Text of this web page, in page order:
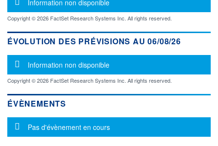
Information non disponible
Copyright © 2026 FactSet Research Systems Inc. All rights reserved.
ÉVOLUTION DES PRÉVISIONS AU 06/08/26
Message d'information
Information non disponible
Copyright © 2026 FactSet Research Systems Inc. All rights reserved.
ÉVÈNEMENTS
Message d'information
Pas d'évènement en cours